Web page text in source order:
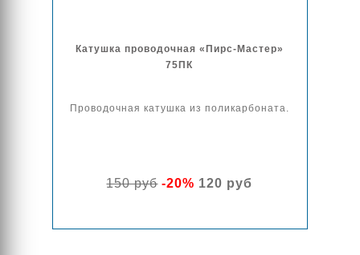
Катушка проводочная «Пирс-Мастер»
75ПК
Проводочная катушка из поликарбоната.
150 руб-20% 120 руб